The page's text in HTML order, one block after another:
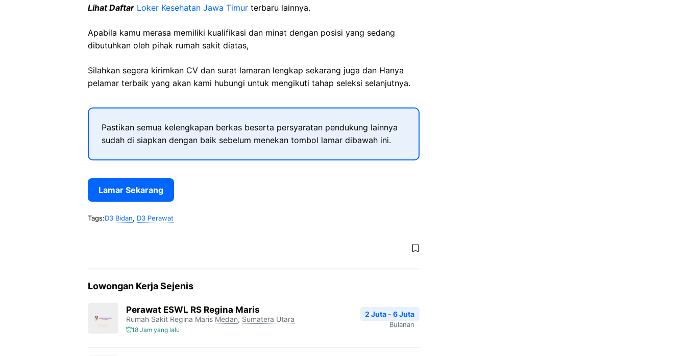
Lihat Daftar Loker Kesehatan Jawa Timur terbaru lainnya.
Apabila kamu merasa memiliki kualifikasi dan minat dengan posisi yang sedang
dibutuhkan oleh pihak rumah sakit diatas,
Silahkan segera kirimkan CV dan surat lamaran lengkap sekarang juga dan Hanya
pelamar terbaik yang akan kami hubungi untuk mengikuti tahap seleksi selanjutnya.
Pastikan semua kelengkapan berkas beserta persyaratan pendukung lainnya
sudah di siapkan dengan baik sebelum menekan tombol lamar dibawah ini.
Lamar Sekarang
Tags:D3 Bidan, D3 Perawat
Lowongan Kerja Sejenis
Perawat ESWL RS Regina Maris
Rumah Sakit Regina Maris Medan, Sumatera Utara
18 Jam yang lalu
2 Juta - 6 Juta
Bulanan